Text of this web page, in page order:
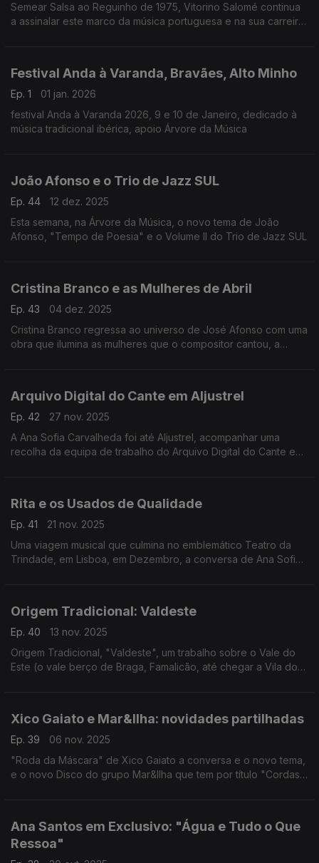
Semear Salsa ao Reguinho de 1975, Vitorino Salomé continua
a assinalar este marco da música portuguesa e na sua carreira,
Festival Anda à Varanda, Bravães, Alto Minho
Ep. 1
01 jan. 2026
festival Anda à Varanda 2026, 9 e 10 de Janeiro, dedicado à
música tradicional ibérica, apoio Árvore da Música
João Afonso e o Trio de Jazz SUL
Ep. 44
12 dez. 2025
Esta semana, na Árvore da Música, o novo tema de João
Afonso, "Tempo de Poesia" e o Volume II do Trio de Jazz SUL
Cristina Branco e as Mulheres de Abril
Ep. 43
04 dez. 2025
Cristina Branco regressa ao universo de José Afonso com uma
obra que ilumina as mulheres que o compositor cantou, a
Arquivo Digital do Cante em Aljustrel
Ep. 42
27 nov. 2025
A Ana Sofia Carvalheda foi até Aljustrel, acompanhar uma
recolha da equipa de trabalho do Arquivo Digital do Cante e
Rita e os Usados de Qualidade
Ep. 41
21 nov. 2025
Uma viagem musical que culmina no emblemático Teatro da
Trindade, em Lisboa, em Dezembro, a conversa de Ana Sofia
Origem Tradicional: Valdeste
Ep. 40
13 nov. 2025
Origem Tradicional, "Valdeste", um trabalho sobre o Vale do
Este (o vale berço de Braga, Famalicão, até chegar a Vila do
Xico Gaiato e Mar&Ilha: novidades partilhadas
Ep. 39
06 nov. 2025
"Roda da Máscara" de Xico Gaiato a conversa e o novo tema,
e o novo Disco do grupo Mar&Ilha que tem por título "Cordas
Ana Santos em Exclusivo: "Água e Tudo o Que
Ressoa"